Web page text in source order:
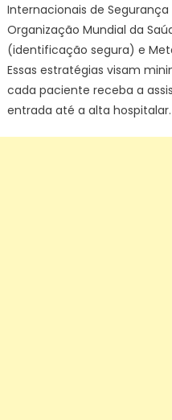
Internacionais de
Organização Mundial da
(identificação segura) e
Essas estratégias visam
cada paciente receba a
entrada até a alta hospitalar.